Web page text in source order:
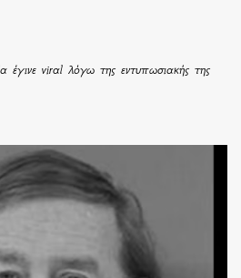
έγινε viral λόγω της εντυπωσιακής της